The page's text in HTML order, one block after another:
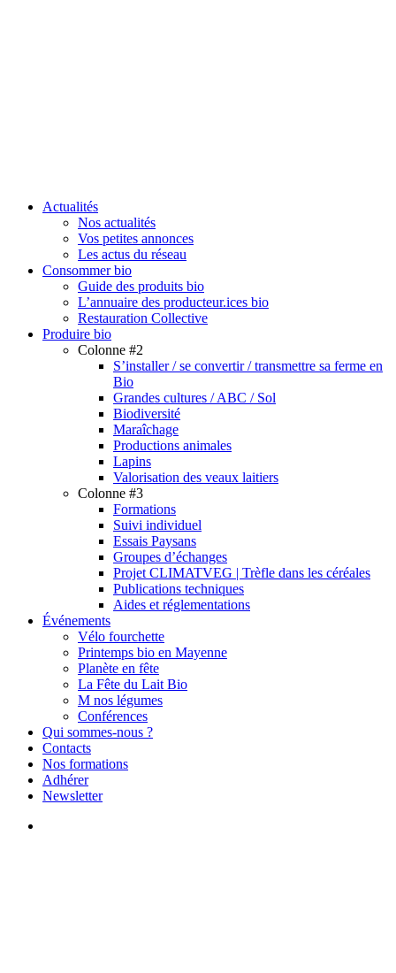
search
Menu
Actualités
Nos actualités
Vos petites annonces
Les actus du réseau
Consommer bio
Guide des produits bio
L’annuaire des producteur.ices bio
Restauration Collective
Produire bio
Colonne #2
S’installer / se convertir / transmettre sa ferme en
Bio
Grandes cultures / ABC / Sol
Biodiversité
Maraîchage
Productions animales
Lapins
Valorisation des veaux laitiers
Colonne #3
Formations
Suivi individuel
Essais Paysans
Groupes d’échanges
Projet CLIMATVEG | Trèfle dans les céréales
Publications techniques
Aides et réglementations
Événements
Vélo fourchette
Printemps bio en Mayenne
Planète en fête
La Fête du Lait Bio
M nos légumes
Conférences
Qui sommes-nous ?
Contacts
Nos formations
Adhérer
Newsletter